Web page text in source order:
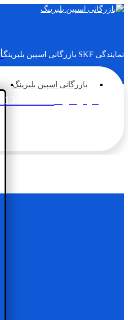
نمایندگی SKF بازرگانی اسپین بلبرینگ
بازرگانی اسپین بلبرینگ